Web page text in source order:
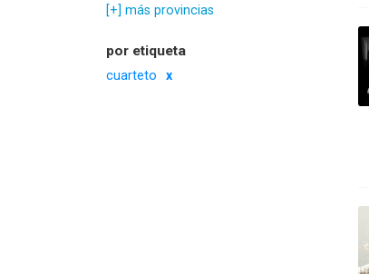
[+] más provincias
por etiqueta
cuarteto